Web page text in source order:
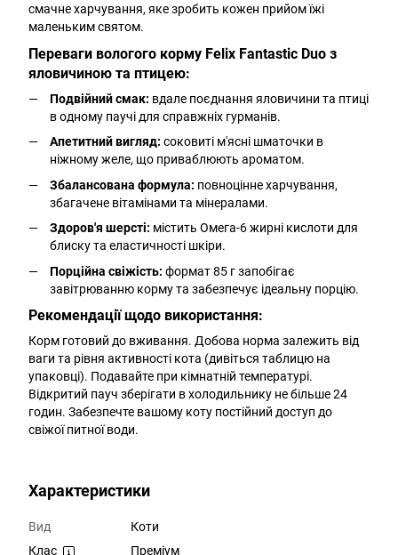
смачне харчування, яке зробить кожен прийом їжі
маленьким святом.
Переваги вологого корму Felix Fantastic Duo з
яловичиною та птицею:
Подвійний смак: вдале поєднання яловичини та птиці
в одному паучі для справжніх гурманів.
Апетитний вигляд: соковиті м'ясні шматочки в
ніжному желе, що приваблюють ароматом.
Збалансована формула: повноцінне харчування,
збагачене вітамінами та мінералами.
Здоров'я шерсті: містить Омега-6 жирні кислоти для
блиску та еластичності шкіри.
Порційна свіжість: формат 85 г запобігає
завітрюванню корму та забезпечує ідеальну порцію.
Рекомендації щодо використання:
Корм готовий до вживання. Добова норма залежить від
ваги та рівня активності кота (дивіться таблицю на
упаковці). Подавайте при кімнатній температурі.
Відкритий пауч зберігати в холодильнику не більше 24
годин. Забезпечте вашому коту постійний доступ до
свіжої питної води.
Характеристики
Вид
Коти
Клас
Преміум